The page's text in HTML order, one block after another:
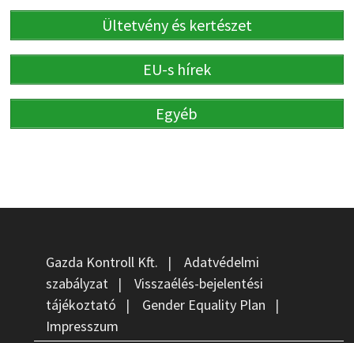
Ültetvény és kertészet
EU-s hírek
Egyéb
Gazda Kontroll Kft. | Adatvédelmi
szabályzat| Visszaélés-bejelentési
tájékoztató | Gender Equality Plan |
Impresszum